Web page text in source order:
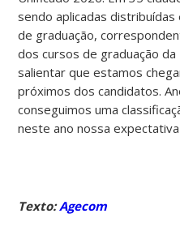
sendo aplicadas
de graduação,
dos cursos de graduação da
salientar que estamos
próximos dos candidatos.
conseguimos uma
neste ano nossa
Texto: Agecom